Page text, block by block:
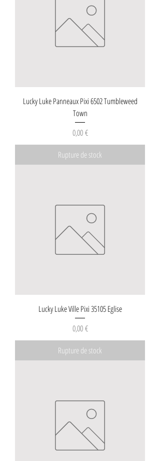
Lucky Luke Panneaux Pixi 6502 Tumbleweed
Town
Prix
0,00 €
Rupture de stock
Lucky Luke Ville Pixi 35105 Eglise
Prix
0,00 €
Rupture de stock